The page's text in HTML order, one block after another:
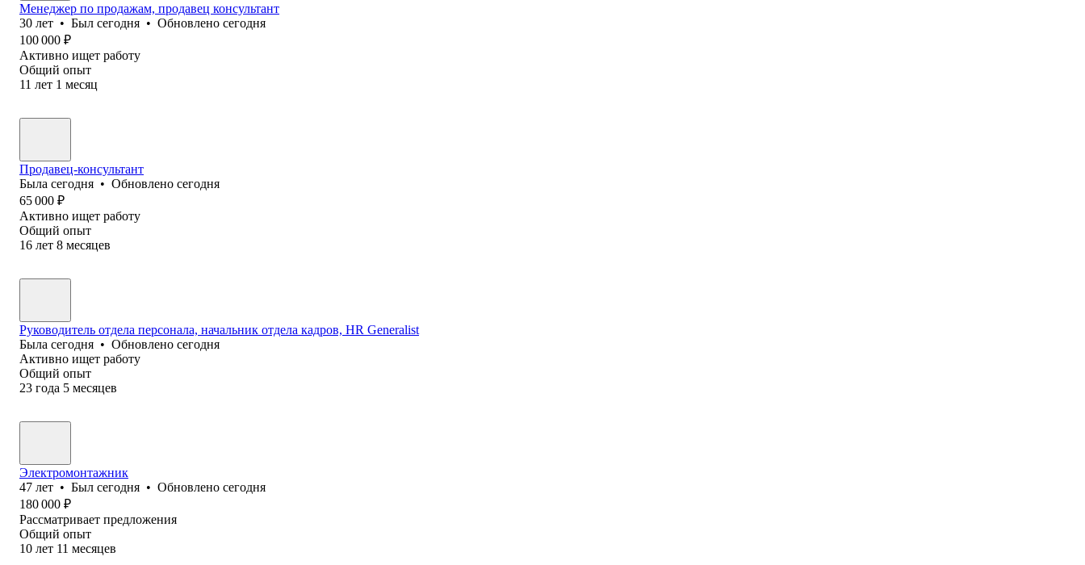
Менеджер по продажам, продавец консультант
30 лет • Был сегодня • Обновлено сегодня
100 000 ₽
Активно ищет работу
Общий опыт
11 лет 1 месяц
Продавец-консультант
Была сегодня • Обновлено сегодня
65 000 ₽
Активно ищет работу
Общий опыт
16 лет 8 месяцев
Руководитель отдела персонала, начальник отдела кадров, HR Generalist
Была сегодня • Обновлено сегодня
Активно ищет работу
Общий опыт
23 года 5 месяцев
Электромонтажник
47 лет • Был сегодня • Обновлено сегодня
180 000 ₽
Рассматривает предложения
Общий опыт
10 лет 11 месяцев